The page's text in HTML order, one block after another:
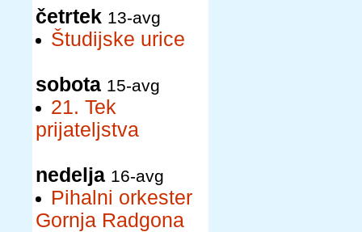
četrtek 13-avg
Študijske urice
sobota 15-avg
21. Tek
prijateljstva
nedelja 16-avg
Pihalni orkester
Gornja Radgona